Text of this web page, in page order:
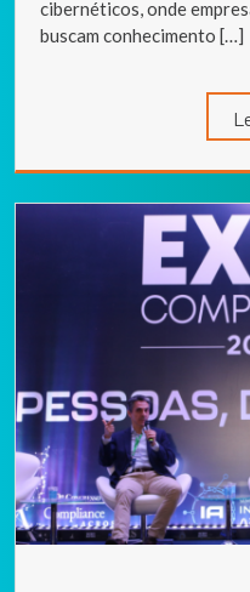
cibernéticos, onde
buscam conhecimento […]